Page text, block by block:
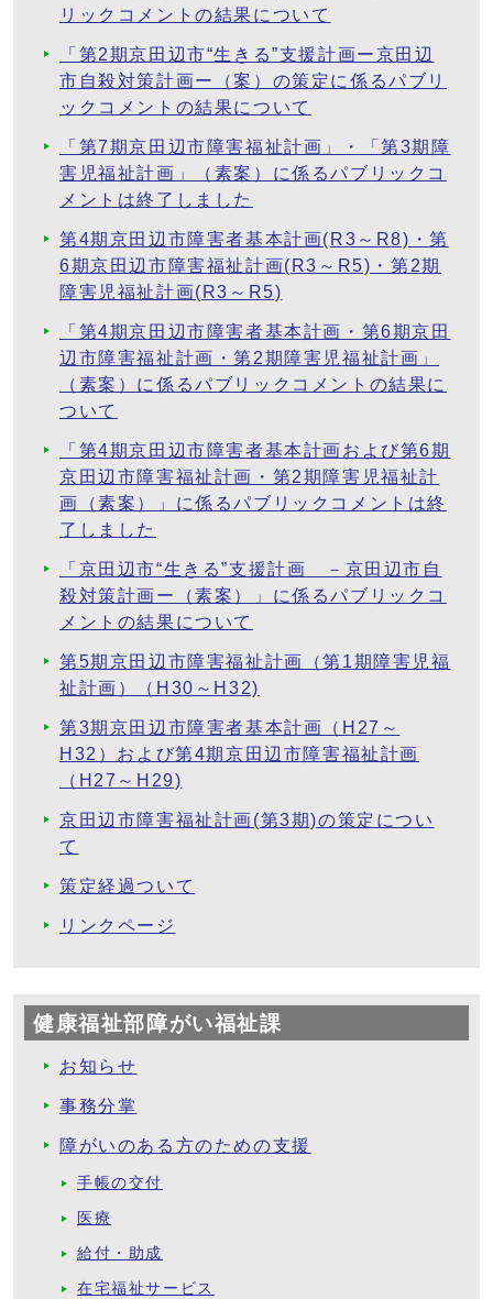
リックコメントの結果について
「第2期京田辺市“生きる”支援計画ー京田辺
市自殺対策計画ー（案）の策定に係るパブリ
ックコメントの結果について
「第7期京田辺市障害福祉計画」・「第3期障
害児福祉計画」（素案）に係るパブリックコ
メントは終了しました
第4期京田辺市障害者基本計画(R3～R8)・第
6期京田辺市障害福祉計画(R3～R5)・第2期
障害児福祉計画(R3～R5)
「第4期京田辺市障害者基本計画・第6期京田
辺市障害福祉計画・第2期障害児福祉計画」
（素案）に係るパブリックコメントの結果に
ついて
「第4期京田辺市障害者基本計画および第6期
京田辺市障害福祉計画・第2期障害児福祉計
画（素案）」に係るパブリックコメントは終
了しました
「京田辺市“生きる”支援計画 －京田辺市自
殺対策計画ー（素案）」に係るパブリックコ
メントの結果について
第5期京田辺市障害福祉計画（第1期障害児福
祉計画）（H30～H32)
第3期京田辺市障害者基本計画（H27～
H32）および第4期京田辺市障害福祉計画
（H27～H29)
京田辺市障害福祉計画(第3期)の策定につい
て
策定経過ついて
リンクページ
健康福祉部障がい福祉課
お知らせ
事務分掌
障がいのある方のための支援
手帳の交付
医療
給付・助成
在宅福祉サービス